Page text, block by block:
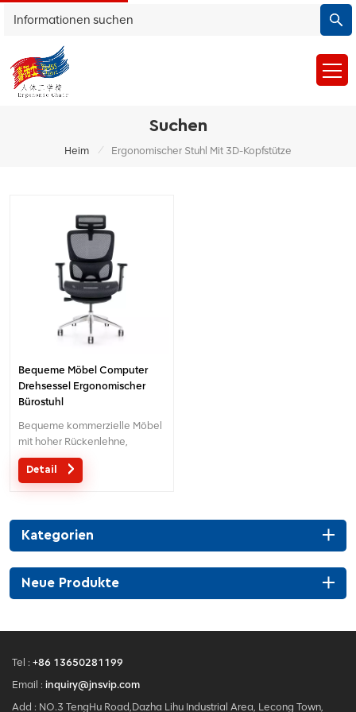
Suchen
Heim / Ergonomischer Stuhl Mit 3D-Kopfstütze
Bequeme Möbel Computer
Drehsessel Ergonomischer
Bürostuhl
Bequeme kommerzielle Möbel
mit hoher Rückenlehne,
verstellbarer, ergonomischer
Bürostuhl 2023 Moderner
Design auf dem
Markt.Ergonomischer Bürostuhl
mit 1 Stück Moq für Boss.
Detail
Kategorien
Neue Produkte
Tel : +86 13650281199
Email : inquiry@jnsvip.com
Add : NO.3 TengHu Road,Dazha Lihu Industrial Area, Lecong Town,